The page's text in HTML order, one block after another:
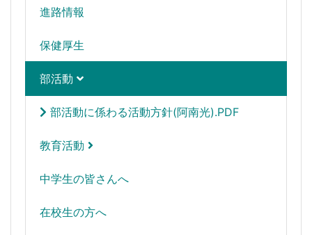
進路情報
保健厚生
部活動
部活動に係わる活動方針(阿南光).PDF
教育活動
中学生の皆さんへ
在校生の方へ